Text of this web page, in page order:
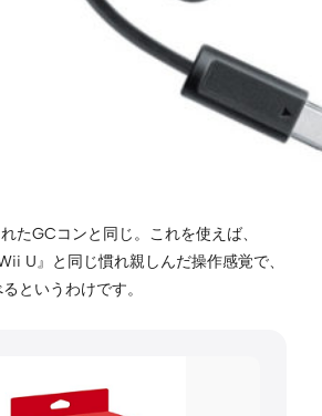
たGCコンと同じ。これを使えば、
U』と同じ慣れ親しんだ操作感覚で、
というわけです。